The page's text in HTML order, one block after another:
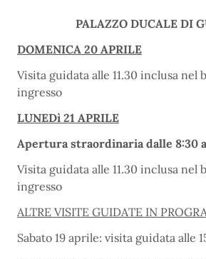
PALAZZO DUCALE DI
DOMENICA 20 APRILE
Visita guidata alle 11.30 inclusa nel
ingresso
LUNEDì 21 APRILE
Apertura straordinaria dalle 8:30
Visita guidata alle 11.30 inclusa nel
ingresso
ALTRE VISITE GUIDATE IN
Sabato 19 aprile: visita guidata alle